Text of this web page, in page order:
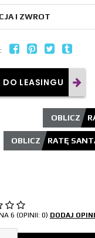
I ZWROT
LEASINGU
OBLICZ
OBLICZ RATĘ
6 (OPINII: 0) DODAJ